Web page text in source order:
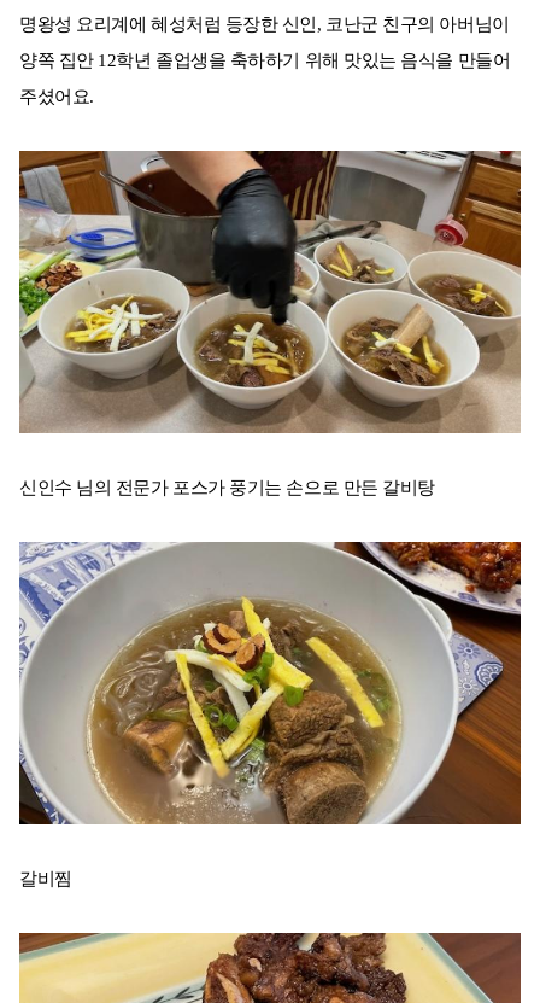
명왕성 요리계에 혜성처럼 등장한 신인, 코난군 친구의 아버님이
양쪽 집안 12학년 졸업생을 축하하기 위해 맛있는 음식을 만들어
주셨어요.
신인수 님의 전문가 포스가 풍기는 손으로 만든 갈비탕
갈비찜